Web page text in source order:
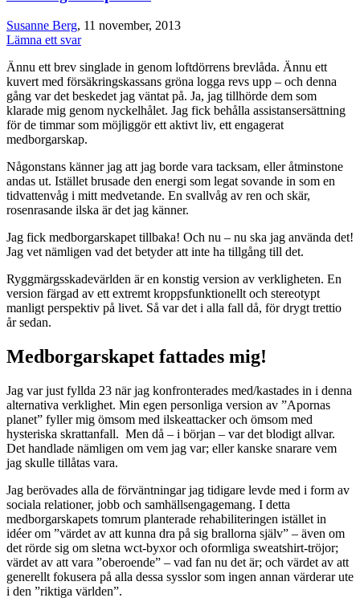
Susanne Berg, 11 november, 2013
Lämna ett svar
Ännu ett brev singlade in genom loftdörrens brevlåda. Ännu ett
kuvert med försäkringskassans gröna logga revs upp – och denna
gång var det beskedet jag väntat på. Ja, jag tillhörde dem som
klarade mig genom nyckelhålet. Jag fick behålla assistansersättning
för de timmar som möjliggör ett aktivt liv, ett engagerat
medborgarskap.
Någonstans känner jag att jag borde vara tacksam, eller åtminstone
andas ut. Istället brusade den energi som legat sovande in som en
tidvattenvåg i mitt medvetande. En svallvåg av ren och skär,
rosenrasande ilska är det jag känner.
Jag fick medborgarskapet tillbaka! Och nu – nu ska jag använda det!
Jag vet nämligen vad det betyder att inte ha tillgång till det.
Ryggmärgsskadevärlden är en konstig version av verkligheten. En
version färgad av ett extremt kroppsfunktionellt och stereotypt
manligt perspektiv på livet. Så var det i alla fall då, för drygt trettio
år sedan.
Medborgarskapet fattades mig!
Jag var just fyllda 23 när jag konfronterades med/kastades in i denna
alternativa verklighet. Min egen personliga version av ”Apornas
planet” fyller mig ömsom med ilskeattacker och ömsom med
hysteriska skrattanfall. Men då – i början – var det blodigt allvar.
Det handlade nämligen om vem jag var; eller kanske snarare vem
jag skulle tillåtas vara.
Jag berövades alla de förväntningar jag tidigare levde med i form av
sociala relationer, jobb och samhällsengagemang. I detta
medborgarskapets tomrum planterade rehabiliteringen istället in
idéer om ”värdet av att kunna dra på sig brallorna själv” – även om
det rörde sig om sletna wct-byxor och oformliga sweatshirt-tröjor;
värdet av att vara ”oberoende” – vad fan nu det är; och värdet av att
generellt fokusera på alla dessa sysslor som ingen annan värderar ute
i den ”riktiga världen”.